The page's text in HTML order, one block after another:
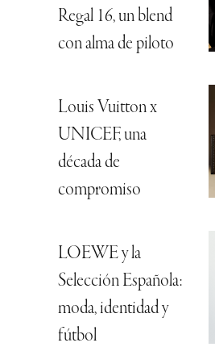
Regal 16, un blend
con alma de piloto
Louis Vuitton x
UNICEF, una
década de
compromiso
LOEWE y la
Selección Española:
moda, identidad y
fútbol